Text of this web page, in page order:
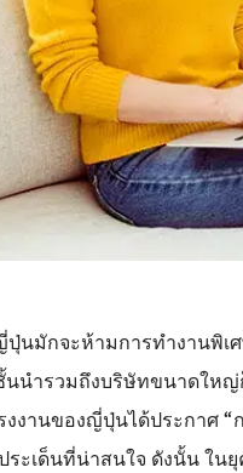
นมักจะห้ามการทำงานพิเ
นำรวมถึงบริษัทขนาดใหญ่
งงานของญี่ปุ่นได้ประกาศ
ระเด็นที่น่าสนใจ ดังนั้น ใน